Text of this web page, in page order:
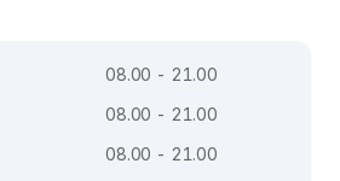
08.00 - 21.00
08.00 - 21.00
08.00 - 21.00